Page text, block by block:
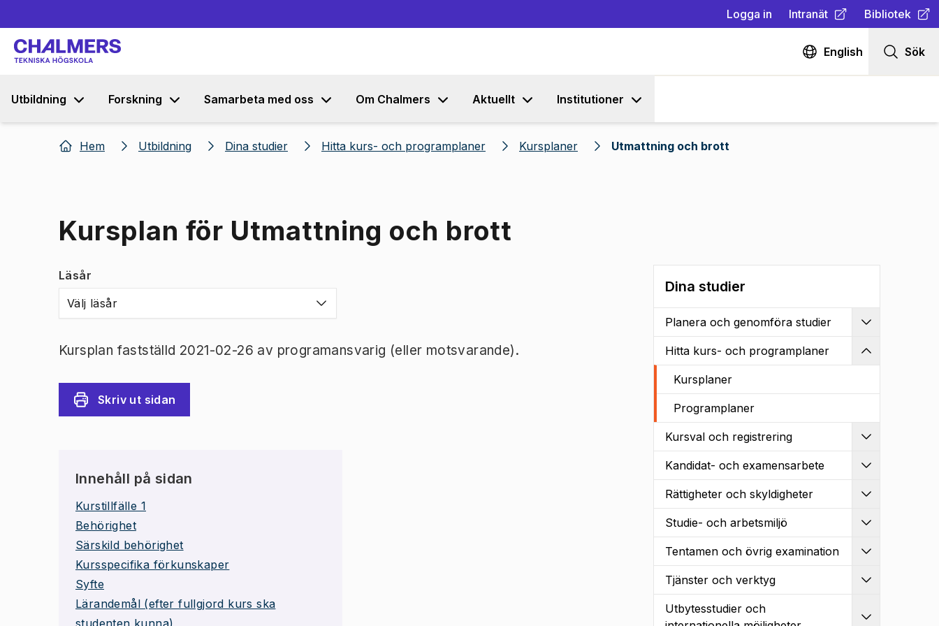
Logga in Intranät
(Öppnas i ny flik)
Bibliotek
(Öppnas i ny
English Sök
Utbildning Forskning Samarbeta med oss Om Chalmers Aktuellt Institutioner
Hem Utbildning Dina studier Hitta kurs- och programplaner Kursplaner Utmattning och brott
Kursplan för Utmattning och brott
Läsår
Välj läsår
Kursplan fastställd 2021-02-26 av programansvarig (eller motsvarande).
Skriv ut sidan
Innehåll på sidan
Kurstillfälle 1
Behörighet
Särskild behörighet
Kursspecifika förkunskaper
Syfte
Lärandemål (efter fullgjord kurs ska
studenten kunna)
Dina studier
Planera och genomföra studier
Hitta kurs- och programplaner
Kursplaner
Programplaner
Kursval och registrering
Kandidat- och examensarbete
Rättigheter och skyldigheter
Studie- och arbetsmiljö
Tentamen och övrig examination
Tjänster och verktyg
Utbytesstudier och